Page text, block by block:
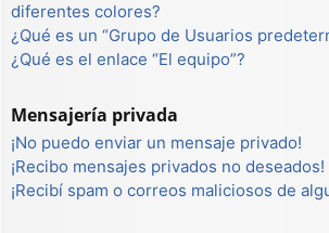
diferentes colores?
¿Qué es un “Grupo de Usuarios
¿Qué es el enlace “El equipo”?
Mensajería privada
¡No puedo enviar un mensaje privado!
¡Recibo mensajes privados no deseados!
¡Recibí spam o correos maliciosos de